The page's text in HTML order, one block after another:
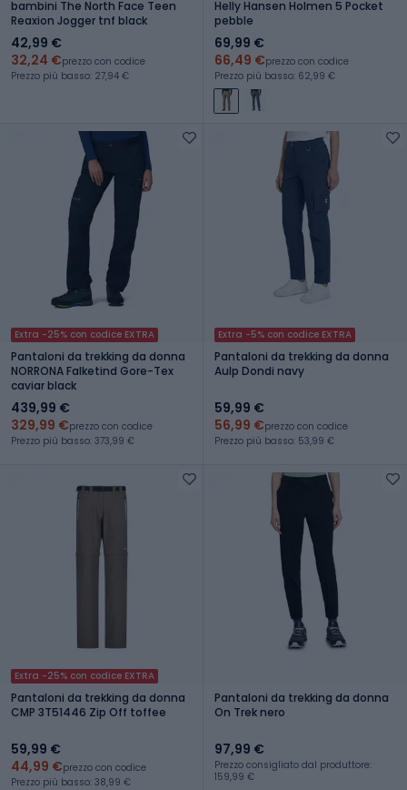
bambini The North Face Teen
Reaxion Jogger tnf black
42,99 €
32,24 €prezzo con codice
Prezzo più basso: 27,94 €
Helly Hansen Holmen 5 Pocket
pebble
69,99 €
66,49 €prezzo con codice
Prezzo più basso: 62,99 €
Extra -25% con codice EXTRA
Pantaloni da trekking da donna
NORRONA Falketind Gore-Tex
caviar black
439,99 €
329,99 €prezzo con codice
Prezzo più basso: 373,99 €
Extra -5% con codice EXTRA
Pantaloni da trekking da donna
Aulp Dondi navy
59,99 €
56,99 €prezzo con codice
Prezzo più basso: 53,99 €
Extra -25% con codice EXTRA
Pantaloni da trekking da donna
CMP 3T51446 Zip Off toffee
59,99 €
44,99 €prezzo con codice
Prezzo più basso: 38,99 €
Pantaloni da trekking da donna
On Trek nero
97,99 €
Prezzo consigliato dal produttore:
159,99 €